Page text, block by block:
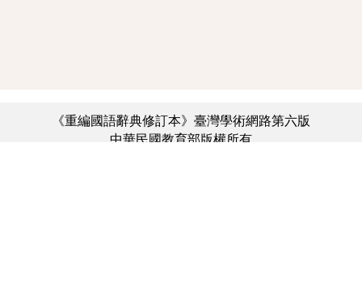
《重編國語辭典修訂本》臺灣學術網路第六版
中華民國教育部版權所有